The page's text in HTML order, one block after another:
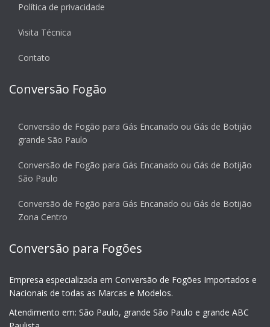
Política de privacidade
Visita Técnica
Contato
Conversão Fogão
Conversão de Fogão para Gás Encanado ou Gás de Botijão
grande São Paulo
Conversão de Fogão para Gás Encanado ou Gás de Botijão
São Paulo
Conversão de Fogão para Gás Encanado ou Gás de Botijão
Zona Centro
Conversão para Fogões
Empresa especializada em Conversão de Fogões Importados e
Nacionais de todas as Marcas e Modelos.
Atendimento em: São Paulo, grande São Paulo e grande ABC